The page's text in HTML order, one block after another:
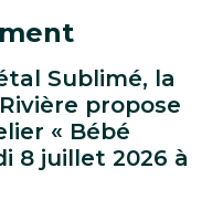
Sublimé, la
propose
« Bébé
8 juillet 2026 à